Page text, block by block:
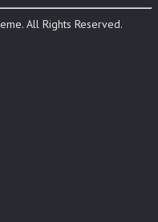
All Rights Reserved.